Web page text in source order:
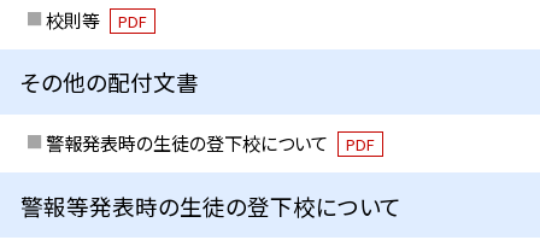
校則等 PDF
その他の配付文書
警報発表時の生徒の登下校について PDF
警報等発表時の生徒の登下校について